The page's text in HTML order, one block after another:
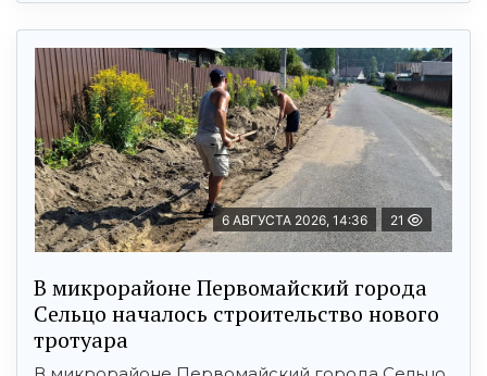
6 АВГУСТА 2026, 14:36 21
В микрорайоне Первомайский города
Сельцо началось строительство нового
тротуара